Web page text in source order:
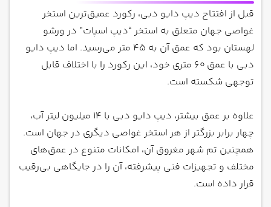
قبل از افتتاح دیپ دایو دبی، رکورد عمیق‌ترین استخر
غواصی جهان متعلق به استخر “دیپ اسپات” در ورشو
لهستان بود که عمق آن به 45 متر می‌رسید. اما دیپ دایو
دبی با عمق 60 متری خود، این رکورد را با اختلاف قابل
توجهی شکسته است.
علاوه بر عمق بیشتر، دیپ دایو دبی با 14 میلیون لیتر آب،
چهار برابر بزرگتر از هر استخر غواصی دیگری در جهان است.
همچنین تم شهر مغروق آن، امکانات متنوع در عمق‌های
مختلف و تجهیزات فنی پیشرفته، آن را در جایگاهی بی‌رقیب
قرار داده است.